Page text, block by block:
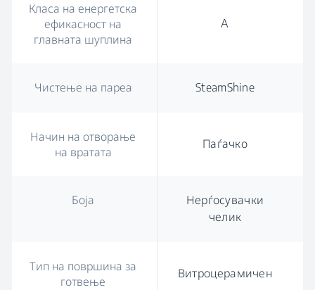
Класа на енергетска
ефикасност на
главната шуплина
A
Чистење на пареа SteamShine
Начин на отворање
на вратата
Паѓачко
Боја
Нерѓосувачки
челик
Тип на површина за
готвење
Витроцерамичен